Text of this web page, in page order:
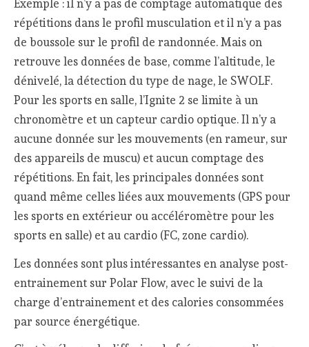
Exemple : il n’y a pas de comptage automatique des
répétitions dans le profil musculation et il n’y a pas
de boussole sur le profil de randonnée. Mais on
retrouve les données de base, comme l’altitude, le
dénivelé, la détection du type de nage, le SWOLF.
Pour les sports en salle, l’Ignite 2 se limite à un
chronomètre et un capteur cardio optique. Il n’y a
aucune donnée sur les mouvements (en rameur, sur
des appareils de muscu) et aucun comptage des
répétitions. En fait, les principales données sont
quand même celles liées aux mouvements (GPS pour
les sports en extérieur ou accéléromètre pour les
sports en salle) et au cardio (FC, zone cardio).
Les données sont plus intéressantes en analyse post-
entrainement sur Polar Flow, avec le suivi de la
charge d’entrainement et des calories consommées
par source énergétique.